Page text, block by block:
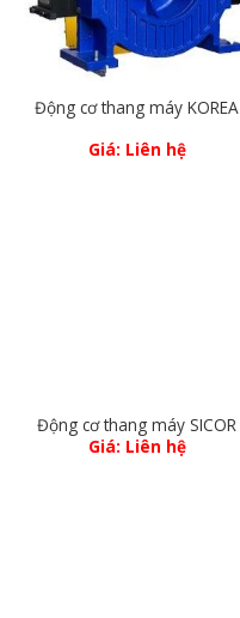
Động cơ thang máy KOREA
Giá: Liên hệ
Động cơ thang máy SICOR
Giá: Liên hệ